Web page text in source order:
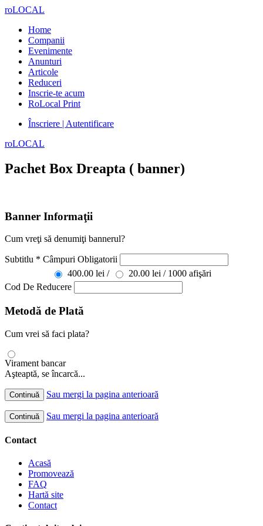
roLOCAL
Home
Companii
Evenimente
Anunturi
Articole
Reduceri
Inscrie-te acum
RoLocal Print
Înscriere | Autentificare
roLOCAL
Pachet Box Dreapta ( banner)
Banner Informaţii
Cum vreţi să denumiţi bannerul?
Subtitlu * Câmpuri Obligatorii
400.00 lei /
20.00 lei / 1000 afişări
Cod De Reducere
Metodă de Plată
Cum vrei să faci plata?
Virament bancar
Aşteaptă, se încarcă...
Continuă Sau mergi la pagina anterioară
Continuă Sau mergi la pagina anterioară
Contact
Acasă
Promovează
FAQ
Hartă site
Contact